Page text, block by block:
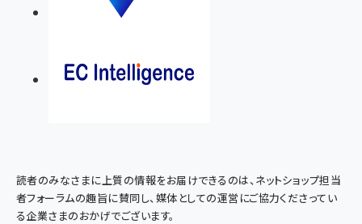
読者のみなさまに上質の情報をお届けできるのは、ネットショップ担当
者フォーラムの趣旨に賛同し、媒体としての運営にご協力くださってい
る企業さまのおかげでございます。